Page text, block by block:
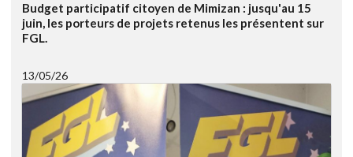
Budget participatif citoyen de Mimizan : jusqu'au 15
juin, les porteurs de projets retenus les présentent sur
FGL.
13/05/26